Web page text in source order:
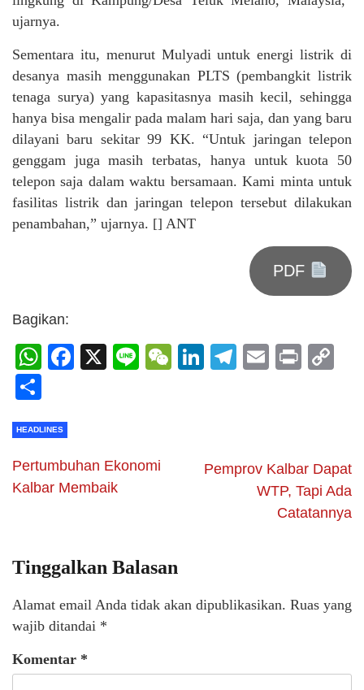
ujarnya.
Sementara itu, menurut Mulyadi untuk energi listrik di
desanya masih menggunakan PLTS (pembangkit listrik
tenaga surya) yang kapasitasnya masih kecil, sehingga
hanya bisa mengalir pada malam hari saja, dan yang baru
dilayani baru sekitar 99 KK. “Untuk jaringan telepon
genggam juga masih terbatas, hanya untuk kuota 50
telepon saja dalam waktu bersamaan. Kami minta untuk
fasilitas listrik dan jaringan telepon tersebut dilakukan
penambahan,” ujarnya. [] ANT
PDF
Bagikan:
WhatsApp
Facebook
X LineWeChat
LinkedIn
Telegram
Email
Print
HEADLINES
Pertumbuhan Ekonomi
Kalbar Membaik
Pemprov Kalbar Dapat
WTP, Tapi Ada
Catatannya
Tinggalkan Balasan
Alamat email Anda tidak akan dipublikasikan. Ruas yang
wajib ditandai *
Komentar *